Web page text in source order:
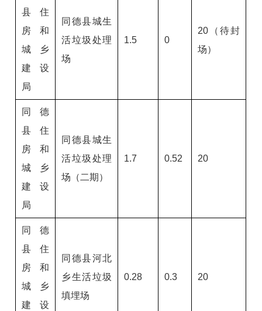
县住
房和
城乡
建设
局
同德县城生
活垃圾处理
场
1.5 0
20（待封
场）
同德
县住
房和
城乡
建设
局
同德县城生
活垃圾处理
场（二期）
1.7 0.52 20
同德
县住
房和
城乡
建设
同德县河北
乡生活垃圾
填埋场
0.28 0.3 20